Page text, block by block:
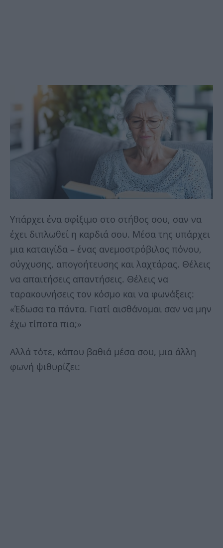
Υπάρχει ένα σφίξιμο στο στήθος σου, σαν να
έχει διπλωθεί η καρδιά σου. Μέσα της υπάρχει
μια καταιγίδα – ένας ανεμοστρόβιλος πόνου,
σύγχυσης, απογοήτευσης και λαχτάρας. Θέλεις
να απαιτήσεις απαντήσεις. Θέλεις να
ταρακουνήσεις τον κόσμο και να φωνάξεις:
«Έδωσα τα πάντα. Γιατί αισθάνομαι σαν να μην
έχω τίποτα πια;»
Αλλά τότε, κάπου βαθιά μέσα σου, μια άλλη
φωνή ψιθυρίζει: